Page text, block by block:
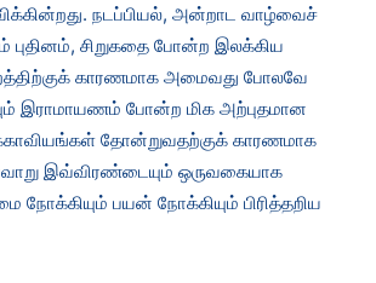
நடப்பியல், அன்றாட வாழ்வைச்
புதினம், சிறுகதை போன்ற இலக்கிய
காரணமாக அமைவது போலவே
இராமாயணம் போன்ற மிக அற்புதமான
தோன்றுவதற்குக் காரணமாக
இவ்விரண்டையும் ஒருவகையாக
பயன் நோக்கியும் பிரித்தறிய